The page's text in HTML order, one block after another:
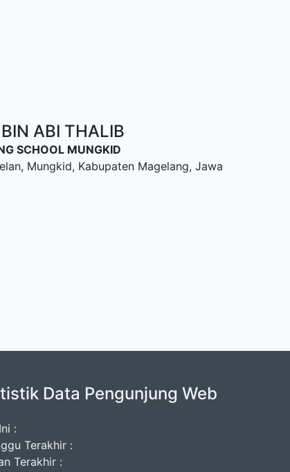
ABI THALIB
SCHOOL MUNGKID
Mungkid, Kabupaten Magelang, Jawa
Data Pengunjung Web
:
Terakhir :
Terakhir :